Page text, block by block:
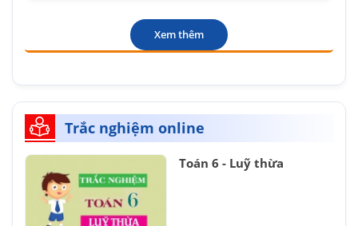
Xem thêm
Trắc nghiệm online
Toán 6 - Luỹ thừa